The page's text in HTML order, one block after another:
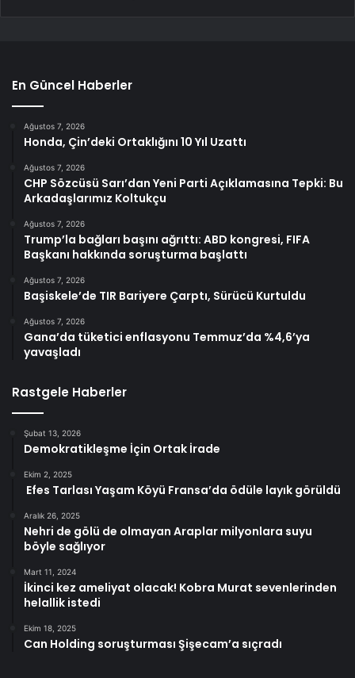
En Güncel Haberler
Ağustos 7, 2026
Honda, Çin’deki Ortaklığını 10 Yıl Uzattı
Ağustos 7, 2026
CHP Sözcüsü Sarı’dan Yeni Parti Açıklamasına Tepki: Bu
Arkadaşlarımız Koltukçu
Ağustos 7, 2026
Trump’la bağları başını ağrıttı: ABD kongresi, FIFA
Başkanı hakkında soruşturma başlattı
Ağustos 7, 2026
Başiskele’de TIR Bariyere Çarptı, Sürücü Kurtuldu
Ağustos 7, 2026
Gana’da tüketici enflasyonu Temmuz’da %4,6’ya
yavaşladı
Rastgele Haberler
Şubat 13, 2026
Demokratikleşme İçin Ortak İrade
Ekim 2, 2025
Efes Tarlası Yaşam Köyü Fransa’da ödüle layık görüldü
Aralık 26, 2025
Nehri de gölü de olmayan Araplar milyonlara suyu
böyle sağlıyor
Mart 11, 2024
İkinci kez ameliyat olacak! Kobra Murat sevenlerinden
helallik istedi
Ekim 18, 2025
Can Holding soruşturması Şişecam’a sıçradı